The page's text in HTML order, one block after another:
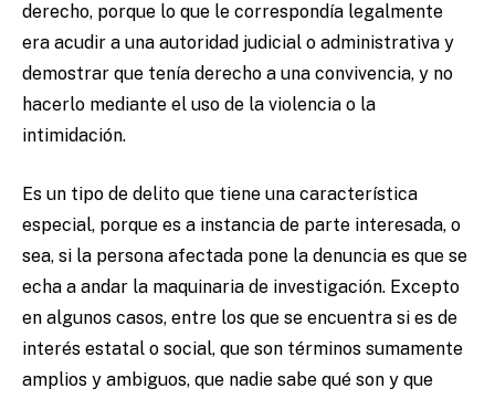
derecho, porque lo que le correspondía legalmente
era acudir a una autoridad judicial o administrativa y
demostrar que tenía derecho a una convivencia, y no
hacerlo mediante el uso de la violencia o la
intimidación.
Es un tipo de delito que tiene una característica
especial, porque es a instancia de parte interesada, o
sea, si la persona afectada pone la denuncia es que se
echa a andar la maquinaria de investigación. Excepto
en algunos casos, entre los que se encuentra si es de
interés estatal o social, que son términos sumamente
amplios y ambiguos, que nadie sabe qué son y que